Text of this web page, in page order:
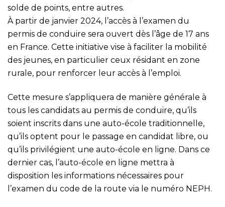
solde de points, entre autres.
À partir de janvier 2024, l’accès à l’examen du
permis de conduire sera ouvert dès l’âge de 17 ans
en France. Cette initiative vise à faciliter la mobilité
des jeunes, en particulier ceux résidant en zone
rurale, pour renforcer leur accès à l’emploi.
Cette mesure s’appliquera de manière générale à
tous les candidats au permis de conduire, qu’ils
soient inscrits dans une auto-école traditionnelle,
qu’ils optent pour le passage en candidat libre, ou
qu’ils privilégient une auto-école en ligne. Dans ce
dernier cas, l’auto-école en ligne mettra à
disposition les informations nécessaires pour
l’examen du code de la route via le numéro NEPH.